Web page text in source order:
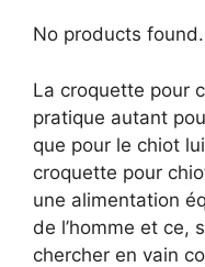
No products found.
La croquette pour
pratique autant
que pour le chiot
croquette pour
une alimentation
de l’homme et ce,
chercher en vain